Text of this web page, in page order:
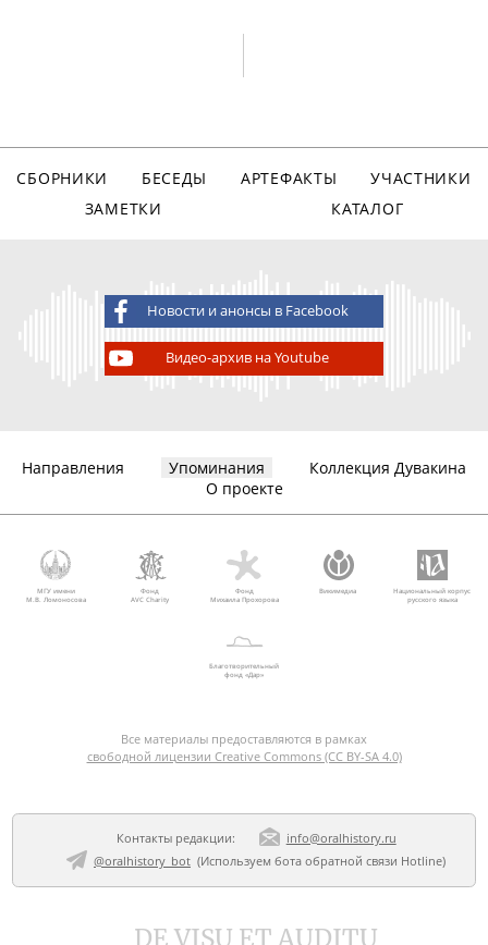
СБОРНИКИ БЕСЕДЫ АРТЕФАКТЫ
УЧАСТНИКИ
ЗАМЕТКИ
КАТАЛОГ
Новости и анонсы в Facebook
Видео-архив на Youtube
Направления Упоминания
Коллекция Дувакина
О проекте
МГУ имени
М.В. Ломоносова
Фонд
AVC Charity
Фонд
Михаила Прохорова
Викимедиа
Национальный корпус
русского языка
Благотворительный
фонд «Дар»
Все материалы предоставляются в рамках
свободной лицензии Creative Commons (CC BY-SA 4.0)
Контакты редакции:
info@oralhistory.ru
@oralhistory_bot(Используем бота обратной связи Hotline)
DE VISU ET AUDITU